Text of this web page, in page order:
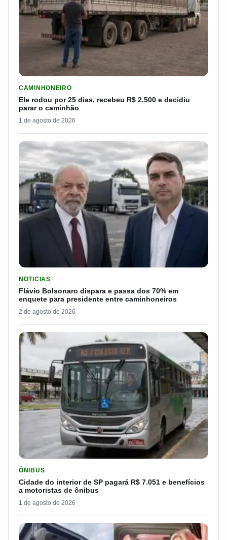
CAMINHONEIRO
Ele rodou por 25 dias, recebeu R$ 2.500 e decidiu
parar o caminhão
1 de agosto de 2026
NOTICIAS
Flávio Bolsonaro dispara e passa dos 70% em
enquete para presidente entre caminhoneiros
2 de agosto de 2026
ÔNIBUS
Cidade do interior de SP pagará R$ 7.051 e benefícios
a motoristas de ônibus
1 de agosto de 2026